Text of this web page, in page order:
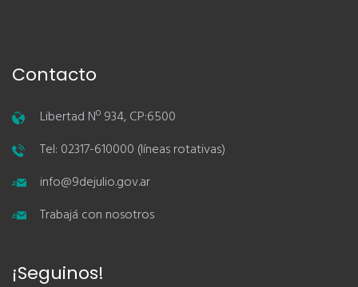
Contacto
Libertad Nº 934, CP:6500
Tel: 02317-610000 (líneas rotativas)
info@9dejulio.gov.ar
Trabajá con nosotros
¡Seguinos!